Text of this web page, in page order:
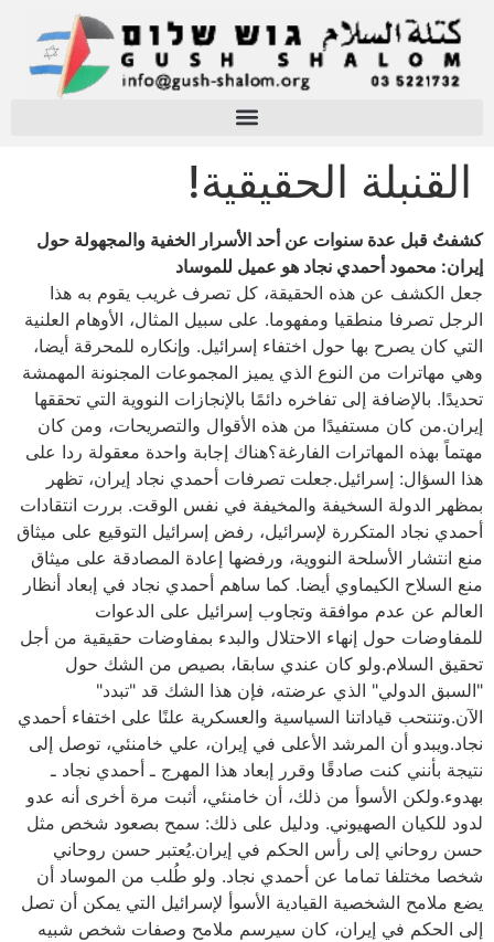
القنبلة الحقيقية!
كشفتُ قبل عدة سنوات عن أحد الأسرار الخفية والمجهولة حول
إيران: محمود أحمدي نجاد هو عميل للموساد
جعل الكشف عن هذه الحقيقة، كل تصرف غريب يقوم به هذا
الرجل تصرفا منطقيا ومفهوما. على سبيل المثال، الأوهام العلنية
التي كان يصرح بها حول اختفاء إسرائيل. وإنكاره للمحرقة أيضا،
وهي مهاترات من النوع الذي يميز المجموعات المجنونة المهمشة
تحديدًا. بالإضافة إلى تفاخره دائمًا بالإنجازات النووية التي تحققها
إيران.من كان مستفيدًا من هذه الأقوال والتصريحات، ومن كان
مهتماً بهذه المهاترات الفارغة؟هناك إجابة واحدة معقولة ردا على
هذا السؤال: إسرائيل.جعلت تصرفات أحمدي نجاد إيران، تظهر
بمظهر الدولة السخيفة والمخيفة في نفس الوقت. بررت انتقادات
أحمدي نجاد المتكررة لإسرائيل، رفض إسرائيل التوقيع على ميثاق
منع انتشار الأسلحة النووية، ورفضها إعادة المصادقة على ميثاق
منع السلاح الكيماوي أيضا. كما ساهم أحمدي نجاد في إبعاد أنظار
العالم عن عدم موافقة وتجاوب إسرائيل على الدعوات
للمفاوضات حول إنهاء الاحتلال والبدء بمفاوضات حقيقية من أجل
تحقيق السلام.ولو كان عندي سابقا، بصيص من الشك حول
"السبق الدولي" الذي عرضته، فإن هذا الشك قد "تبدد"
الآن.وتنتحب قياداتنا السياسية والعسكرية علنًا على اختفاء أحمدي
نجاد.ويبدو أن المرشد الأعلى في إيران، علي خامنئي، توصل إلى
نتيجة بأنني كنت صادقًا وقرر إبعاد هذا المهرج ـ أحمدي نجاد ـ
بهدوء.ولكن الأسوأ من ذلك، أن خامنئي، أثبت مرة أخرى أنه عدو
لدود للكيان الصهيوني. ودليل على ذلك: سمح بصعود شخص مثل
حسن روحاني إلى رأس الحكم في إيران.يُعتبر حسن روحاني
شخصا مختلفا تماما عن أحمدي نجاد. ولو طُلب من الموساد أن
يضع ملامح الشخصية القيادية الأسوأ لإسرائيل التي يمكن أن تصل
إلى الحكم في إيران، كان سيرسم ملامح وصفات شخص شبيه